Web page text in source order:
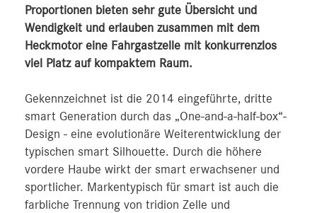
Proportionen bieten sehr gute Übersicht und
Wendigkeit und erlauben zusammen mit dem
Heckmotor eine Fahrgastzelle mit konkurrenzlos
viel Platz auf kompaktem Raum.
Gekennzeichnet ist die 2014 eingeführte, dritte
smart Generation durch das „One-and-a-half-box“-
Design - eine evolutionäre Weiterentwicklung der
typischen smart Silhouette. Durch die höhere
vordere Haube wirkt der smart erwachsener und
sportlicher. Markentypisch für smart ist auch die
farbliche Trennung von tridion Zelle und